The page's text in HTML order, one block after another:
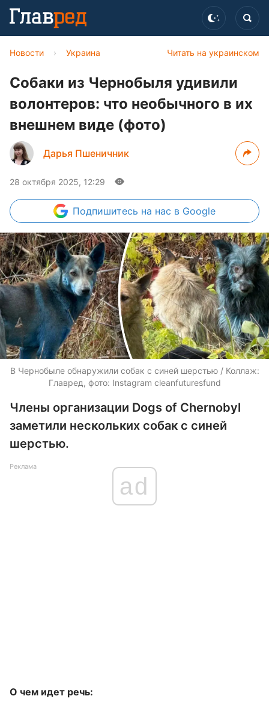
Читать на украинском
Новости › Украина
Собаки из Чернобыля удивили
волонтеров: что необычного в их
внешнем виде (фото)
Дарья Пшеничник
28 октября 2025, 12:29
Подпишитесь на нас в Google
В Чернобыле обнаружили собак с синей шерстью / Коллаж:
Главред, фото: Instagram cleanfuturesfund
Члены организации Dogs of Chernobyl
заметили нескольких собак с синей
шерстью.
Реклама
ad
О чем идет речь: